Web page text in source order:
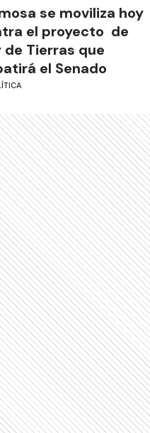
se moviliza hoy
el proyecto de
de Tierras que
el Senado